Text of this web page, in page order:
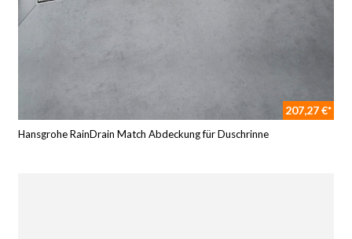
207,27 €*
Hansgrohe RainDrain Match Abdeckung für Duschrinne